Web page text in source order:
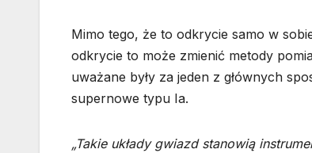
Mimo tego, że to odkrycie samo w
odkrycie to może zmienić metody
uważane były za jeden z głównych
supernowe typu Ia.
„Takie układy gwiazd stanowią